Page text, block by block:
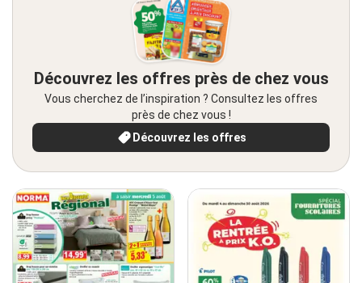
Découvrez les offres près de chez vous
Vous cherchez de l’inspiration ? Consultez les offres
près de chez vous !
Découvrez les offres